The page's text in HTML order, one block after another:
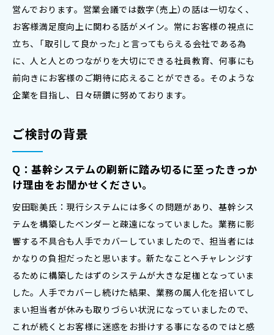
営んでおります。営業会議では数字（売上）の話は一切なく、
お客様満足度向上に関わる話がメイン。常にお客様の視点に
立ち、「取引して良かった」と言ってもらえる会社である為
に、人と人とのつながりを大切にできる社員教育、何事にも
前向きにお客様のご期待に応えることができる。そのような
企業を目指し、日々研鑽に努めております。
ご検討の背景
Q：基幹システムの刷新に踏み切るに至ったきっか
け理由をお聞かせください。
安田聡美氏：現行システムには多くの問題があり、基幹シス
テムを構築したベンダーと疎遠になっていました。業務に影
響する不具合も人手でカバーしていましたので、担当者には
かなりの負担だったと思います。新たなことへチャレンジす
るために構築したはずのシステムが大きな足枷となっていま
した。人手でカバーし続けた結果、業務の属人化を招いてし
まい担当者が休みも取りづらい状況になっていましたので、
これが続くとお客様に迷惑をお掛けする事になるのではと感